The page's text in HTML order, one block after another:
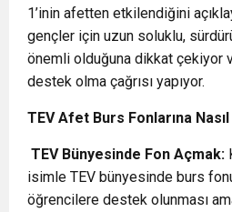
1’inin afetten etkilendiğini
gençler için uzun soluklu,
önemli olduğuna dikkat çekiyor
destek olma çağrısı yapıyor.
TEV Afet Burs Fonlarına
TEV Bünyesinde Fon Açmak:
isimle TEV bünyesinde burs
öğrencilere destek olunması